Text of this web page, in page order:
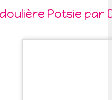
Potsie par